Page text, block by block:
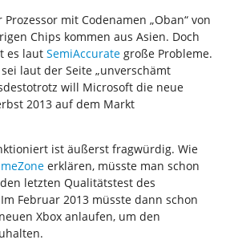
mit Codenamen „Oban“ von
Chips kommen aus Asien. Doch
es laut SemiAccurate große Probleme.
laut der Seite „unverschämt
will Microsoft die neue
2013 auf dem Markt
ist äußerst fragwürdig. Wie
erklären, müsste man schon
letzten Qualitätstest des
Februar 2013 müsste dann schon
Xbox anlaufen, um den